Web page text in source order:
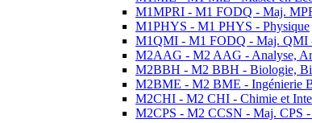
M1MPRI - M1 FODQ - Maj.
M1PHYS - M1 PHYS - Physique
M1QMI - M1 FODQ - Maj. QMI
M2AAG - M2 AAG - Analyse,
M2BBH - M2 BBH - Biologie,
M2BME - M2 BME - Ingénierie
M2CHI - M2 CHI - Chimie et
M2CPS - M2 CCSN - Maj. CPS -